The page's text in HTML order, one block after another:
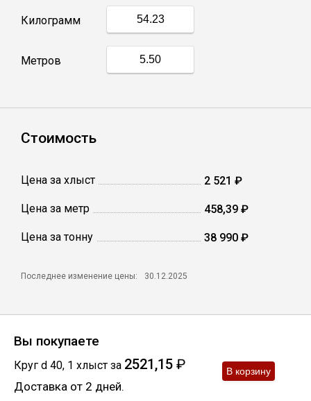
Катанка
Винтовые сваи
Столбы заборные
Сетка кладочная
Круги абразивные
Электроды
Проволока
Скобо-гибочные изделия
Килограмм
Метров
Стоимость
Цена за хлыст 2 521 ₽
Цена за метр 458,39 ₽
Цена за тонну 38 990 ₽
Последнее изменение цены: 30.12.2025
Вы покупаете
Круг d 40, 1 хлыст за 2521,15 ₽
Доставка от 2 дней.